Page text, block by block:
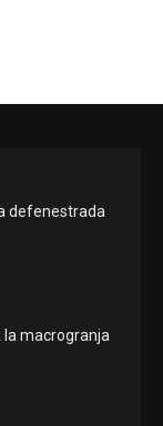
defenestrada
la macrogranja